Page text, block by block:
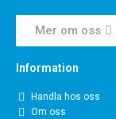
Mer om oss
Information
Handla hos oss
Om oss